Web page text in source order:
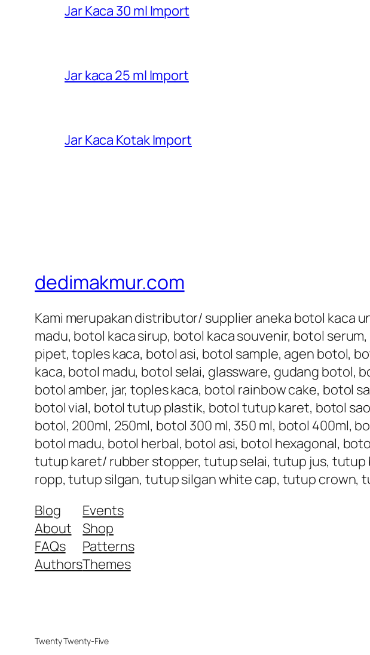
Jar Kaca 30 ml Import
Jar kaca 25 ml Import
Jar Kaca Kotak Import
dedimakmur.com
Kami merupakan distributor/ supplier aneka botol kaca
madu, botol kaca sirup, botol kaca souvenir, botol
pipet, toples kaca, botol asi, botol sample, agen botol,
kaca, botol madu, botol selai, glassware, gudang botol,
botol amber, jar, toples kaca, botol rainbow cake, botol
botol vial, botol tutup plastik, botol tutup karet, botol
botol, 200ml, 250ml, botol 300 ml, 350 ml, botol 400ml,
botol madu, botol herbal, botol asi, botol hexagonal,
tutup karet/ rubber stopper, tutup selai, tutup jus,
ropp, tutup silgan, tutup silgan white cap, tutup crown,
Blog
About
FAQs
Authors
Events
Shop
Patterns
Themes
Twenty Twenty-Five